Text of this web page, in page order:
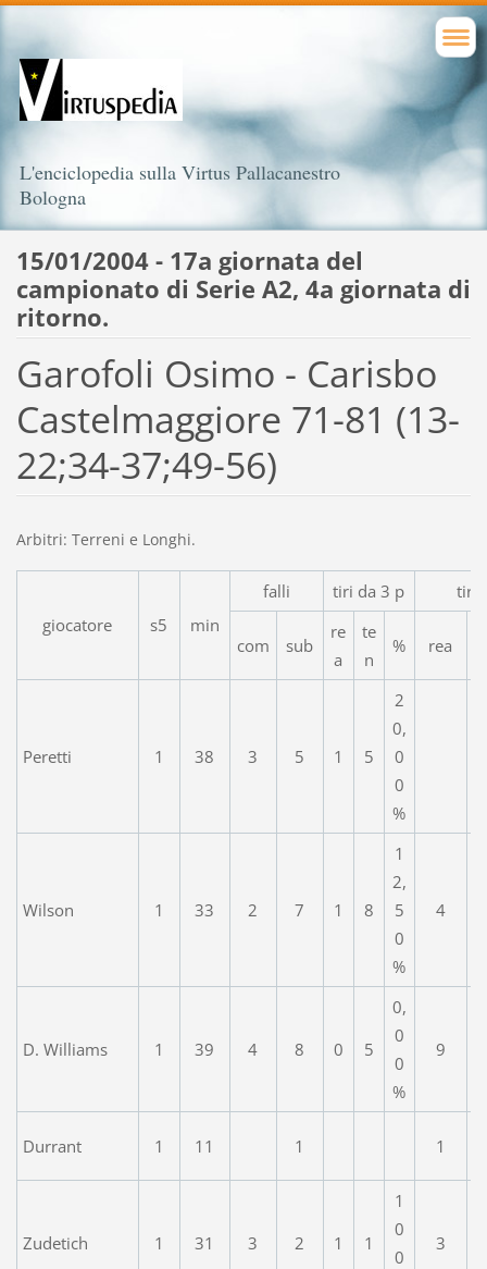
L'enciclopedia sulla Virtus Pallacanestro
Bologna
15/01/2004 - 17a giornata del
campionato di Serie A2, 4a giornata di
ritorno.
Garofoli Osimo - Carisbo
Castelmaggiore 71-81 (13-
22;34-37;49-56)
Arbitri: Terreni e Longhi.
giocatore s5 min
falli tiri da 3 p tiri
com sub
re
a
te
n
% rea
Peretti 1 38 3 5 1 5
2
0,
0
0
%
Wilson 1 33 2 7 1 8
1
2,
5
0
%
4
D. Williams 1 39 4 8 0 5
0,
0
0
%
9
Durrant 1 11 1 1
Zudetich 1 31 3 2 1 1
1
0
0
3